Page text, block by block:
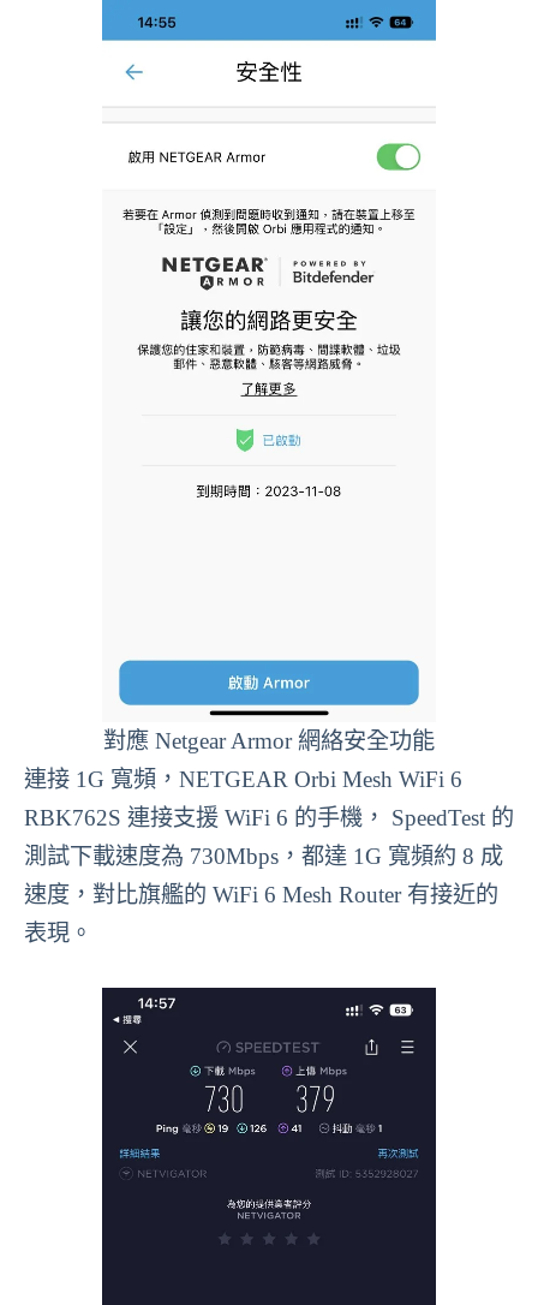
對應 Netgear Armor 網絡安全功能
連接 1G 寬頻，NETGEAR Orbi Mesh WiFi 6
RBK762S 連接支援 WiFi 6 的手機， SpeedTest 的
測試下載速度為 730Mbps，都達 1G 寬頻約 8 成
速度，對比旗艦的 WiFi 6 Mesh Router 有接近的
表現。